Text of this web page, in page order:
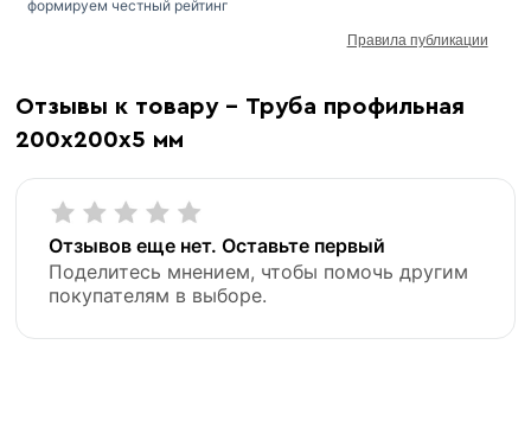
Отзывы к товару - Труба профильная
200х200х5 мм
Отзывов еще нет. Оставьте первый
Поделитесь мнением, чтобы помочь другим
покупателям в выборе.
формируем честный рейтинг
Правила публикации